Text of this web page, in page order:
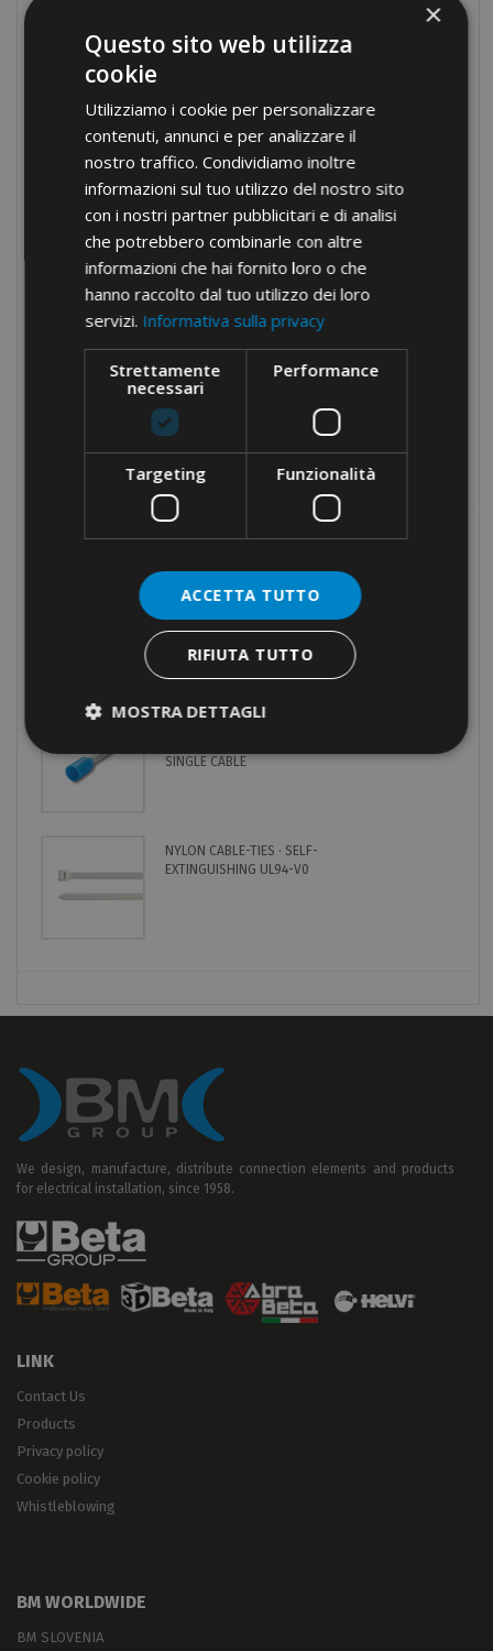
Braids
Threaded bars
Insulators and Spacers
Sheaths for cable protection
Cutting and drilling DIN bars
Manual equipment
Electrical tapes
Conduit fixings
TERMINAL LUGS FOR COPPER
CONDUCTORS · UNINSULATED
SINGLE CABLE
NYLON CABLE-TIES · SELF-
EXTINGUISHING UL94-V0
We design, manufacture, distribute connection elements and products
for electrical installation, since 1958.
LINK
Contact Us
Products
Privacy policy
Cookie policy
Whistleblowing
BM WORLDWIDE
BM SLOVENIA
×
Questo sito web utilizza
cookie
Utilizziamo i cookie per personalizzare
contenuti, annunci e per analizzare il
nostro traffico. Condividiamo inoltre
informazioni sul tuo utilizzo del nostro sito
con i nostri partner pubblicitari e di analisi
che potrebbero combinarle con altre
informazioni che hai fornito loro o che
hanno raccolto dal tuo utilizzo dei loro
servizi. Informativa sulla privacy
Strettamente
necessari
Performance
Targeting Funzionalità
ACCETTA TUTTO
RIFIUTA TUTTO
MOSTRA DETTAGLI